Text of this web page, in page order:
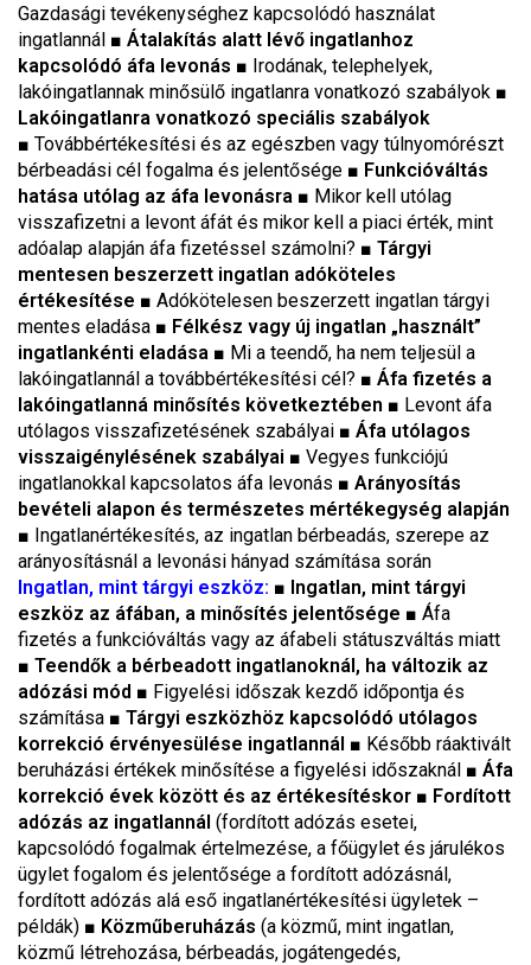
Gazdasági tevékenységhez kapcsolódó használat
ingatlannál ■ Átalakítás alatt lévő ingatlanhoz
kapcsolódó áfa levonás ■ Irodának, telephelyek,
lakóingatlannak minősülő ingatlanra vonatkozó szabályok ■
Lakóingatlanra vonatkozó speciális szabályok
■ Továbbértékesítési és az egészben vagy túlnyomórészt
bérbeadási cél fogalma és jelentősége ■ Funkcióváltás
hatása utólag az áfa levonásra ■ Mikor kell utólag
visszafizetni a levont áfát és mikor kell a piaci érték, mint
adóalap alapján áfa fizetéssel számolni? ■ Tárgyi
mentesen beszerzett ingatlan adóköteles
értékesítése ■ Adókötelesen beszerzett ingatlan tárgyi
mentes eladása ■ Félkész vagy új ingatlan „használt”
ingatlankénti eladása ■ Mi a teendő, ha nem teljesül a
lakóingatlannál a továbbértékesítési cél? ■ Áfa fizetés a
lakóingatlanná minősítés következtében ■ Levont áfa
utólagos visszafizetésének szabályai ■ Áfa utólagos
visszaigénylésének szabályai ■ Vegyes funkciójú
ingatlanokkal kapcsolatos áfa levonás ■ Arányosítás
bevételi alapon és természetes mértékegység alapján
■ Ingatlanértékesítés, az ingatlan bérbeadás, szerepe az
arányosításnál a levonási hányad számítása során
Ingatlan, mint tárgyi eszköz: ■ Ingatlan, mint tárgyi
eszköz az áfában, a minősítés jelentősége ■ Áfa
fizetés a funkcióváltás vagy az áfabeli státuszváltás miatt
■ Teendők a bérbeadott ingatlanoknál, ha változik az
adózási mód ■ Figyelési időszak kezdő időpontja és
számítása ■ Tárgyi eszközhöz kapcsolódó utólagos
korrekció érvényesülése ingatlannál ■ Később ráaktivált
beruházási értékek minősítése a figyelési időszaknál ■ Áfa
korrekció évek között és az értékesítéskor ■ Fordított
adózás az ingatlannál (fordított adózás esetei,
kapcsolódó fogalmak értelmezése, a főügylet és járulékos
ügylet fogalom és jelentősége a fordított adózásnál,
fordított adózás alá eső ingatlanértékesítési ügyletek –
példák) ■ Közműberuházás (a közmű, mint ingatlan,
közmű létrehozása, bérbeadás, jogátengedés,